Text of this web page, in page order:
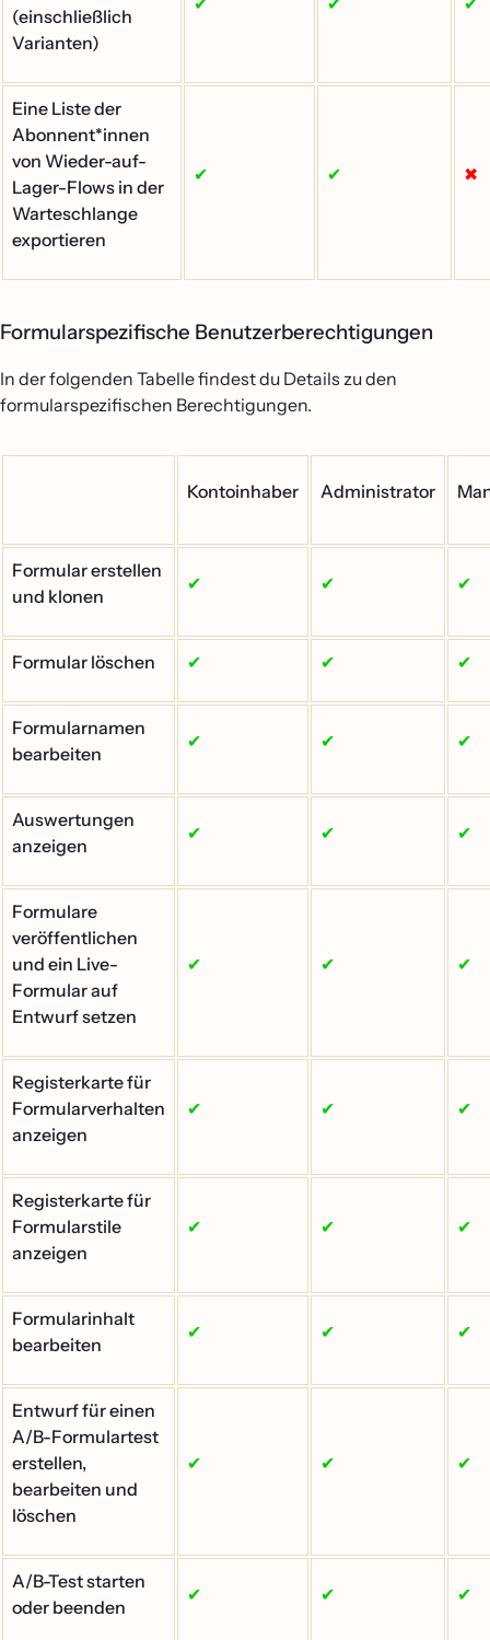
(einschließlich
Varianten)
Eine Liste der
Abonnent*innen
von Wieder-auf-
Lager-Flows in der
Warteschlange
exportieren
✔ ✔ ✖
Formularspezifische Benutzerberechtigungen
In der folgenden Tabelle findest du Details zu den
formularspezifischen Berechtigungen.
Kontoinhaber Administrator
Formular erstellen
und klonen
✔ ✔ ✔
Formular löschen ✔ ✔ ✔
Formularnamen
bearbeiten
✔ ✔ ✔
Auswertungen
anzeigen
✔ ✔ ✔
Formulare
veröffentlichen
und ein Live-
Formular auf
Entwurf setzen
✔ ✔ ✔
Registerkarte für
Formularverhalten
anzeigen
✔ ✔ ✔
Registerkarte für
Formularstile
anzeigen
✔ ✔ ✔
Formularinhalt
bearbeiten
✔ ✔ ✔
Entwurf für einen
A/B-Formulartest
erstellen,
bearbeiten und
löschen
✔ ✔ ✔
A/B-Test starten
oder beenden
✔ ✔ ✔